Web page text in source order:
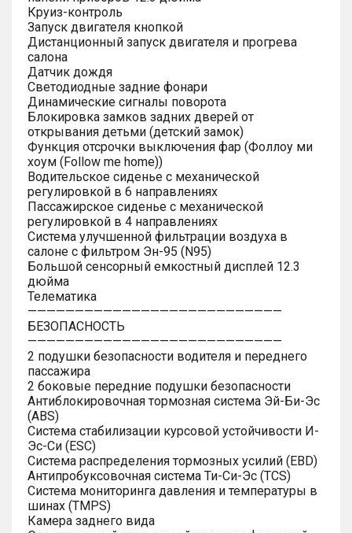
Круиз-контроль
Запуск двигателя кнопкой
Дистанционный запуск двигателя и прогрева
салона
Датчик дождя
Светодиодные задние фонари
Динамические сигналы поворота
Блокировка замков задних дверей от
открывания детьми (детский замок)
Функция отсрочки выключения фар (Фоллоу ми
хоум (Follow me home))
Водительское сиденье с механической
регулировкой в 6 направлениях
Пассажирское сиденье с механической
регулировкой в 4 направлениях
Система улучшенной фильтрации воздуха в
салоне с фильтром Эн-95 (N95)
Большой сенсорный емкостный дисплей 12.3
дюйма
Телематика
———————————————————————————
БЕЗОПАСНОСТЬ
———————————————————————————
2 подушки безопасности водителя и переднего
пассажира
2 боковые передние подушки безопасности
Антиблокировочная тормозная система Эй-Би-Эс
(ABS)
Система стабилизации курсовой устойчивости И-
Эс-Си (ESC)
Система распределения тормозных усилий (EBD)
Антипробуксовочная система Ти-Си-Эс (TCS)
Система мониторинга давления и температуры в
шинах (TMPS)
Камера заднего вида